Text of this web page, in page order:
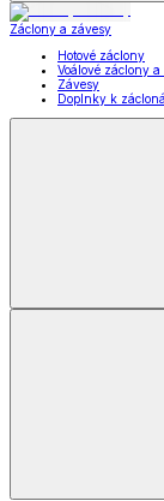
Záclony a závesy
Hotové záclony
Voálové záclony
Závesy
Doplnky k